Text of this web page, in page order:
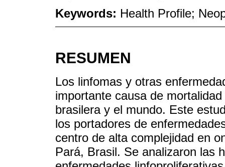
Keywords: Health Profile;
RESUMEN
Los linfomas y otras
importante causa de
brasilera y el mundo. Este
los portadores de
centro de alta complejidad en
Pará, Brasil. Se analizaron las